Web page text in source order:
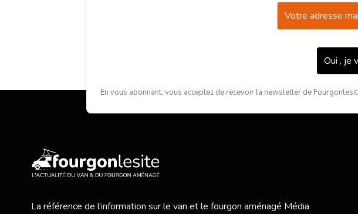
Oui , je
En vous abonnant, vous acceptez de recevoir la newsletter de
La référence de l’information sur le van et le fourgon aménagé Média